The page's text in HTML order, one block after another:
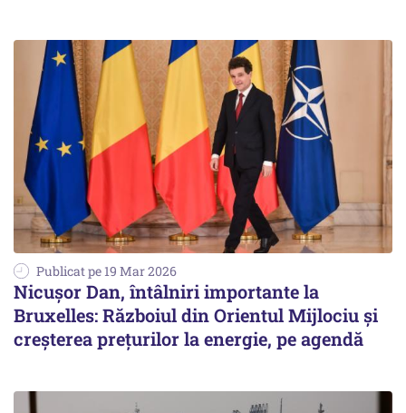
Publicat pe 19 Mar 2026
Nicușor Dan, întâlniri importante la
Bruxelles: Războiul din Orientul Mijlociu și
creșterea prețurilor la energie, pe agendă